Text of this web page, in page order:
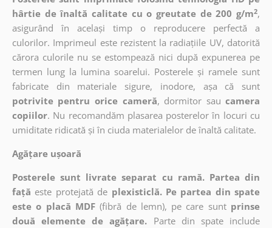
hârtie de înaltă calitate cu o greutate de 200 g/m2,
asigurând în același timp o reproducere perfectă a
culorilor. Imprimeul este rezistent la radiațiile UV, datorită
cărora culorile nu se estompează nici după expunerea pe
termen lung la lumina soarelui. Posterele și ramele sunt
fabricate din materiale sigure, inodore, așa că sunt
potrivite pentru orice cameră, dormitor sau camera
copiilor. Nu recomandăm plasarea posterelor în locuri cu
umiditate ridicată și în ciuda materialelor de înaltă calitate.
Agățare ușoară
Posterele sunt livrate separat cu ramă. Partea din
față este protejată de plexisticlă. Pe partea din spate
este o placă MDF (fibră de lemn), pe care sunt prinse
două elemente de agățare. Parte din spate include